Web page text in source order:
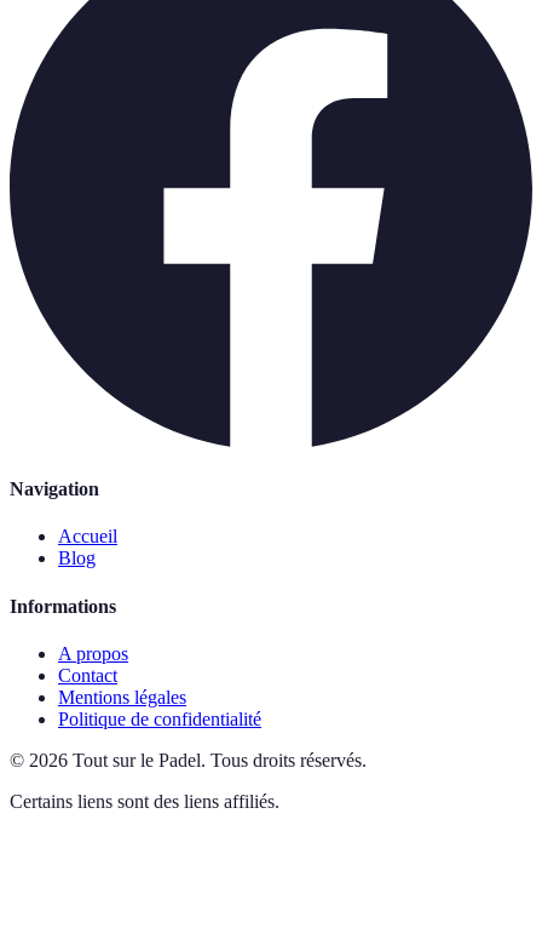
Navigation
Accueil
Blog
Informations
A propos
Contact
Mentions légales
Politique de confidentialité
© 2026 Tout sur le Padel. Tous droits réservés.
Certains liens sont des liens affiliés.